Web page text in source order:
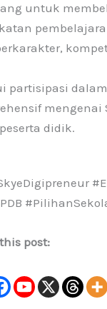
untuk
partisipasi
mengenai
didik.
post: